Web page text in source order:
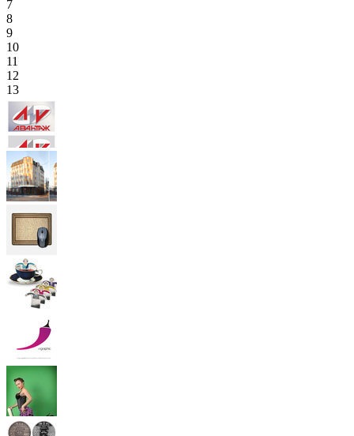
7
8
9
10
11
12
13